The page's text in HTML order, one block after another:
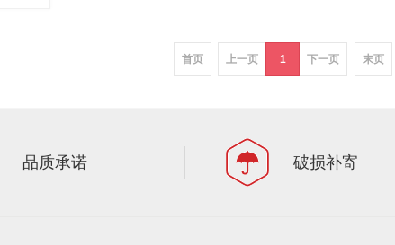
首页 上一页 1 下一页 末页
品质承诺 破损补寄